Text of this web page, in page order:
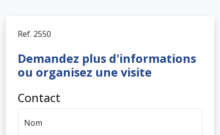
Ref. 2550
Demandez plus d'informations
ou organisez une visite
Contact
Nom